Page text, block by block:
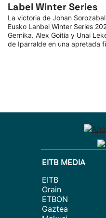
Label Winter Series
La victoria de Johan
Eusko Lanbel Winter Series
Gernika. Alex Goitia y Unai
de Iparralde en una apretada
EITB MEDIA
EITB
Orain
ETBON
Gaztea